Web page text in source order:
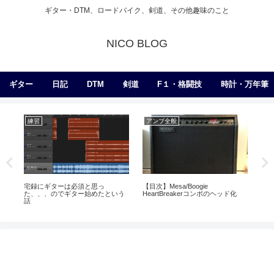
ギター・DTM、ロードバイク、剣道、その他趣味のこと
NICO BLOG
ギター 日記 DTM 剣道 F１・格闘技 時計・万年筆
練習
宅録にギターは必須と思っ
た、、、のでギター始めたという
話
アンプ全般
【目次】Mesa/Boogie
HeartBreakerコンボのヘッド化